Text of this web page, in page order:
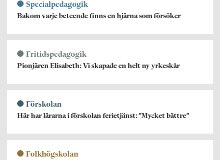
Specialpedagogik
Bakom varje beteende finns en hjärna som försöker
Fritidspedagogik
Pionjären Elisabeth: Vi skapade en helt ny yrkeskår
Förskolan
Här har lärarna i förskolan ferietjänst: ”Mycket bättre”
Folkhögskolan